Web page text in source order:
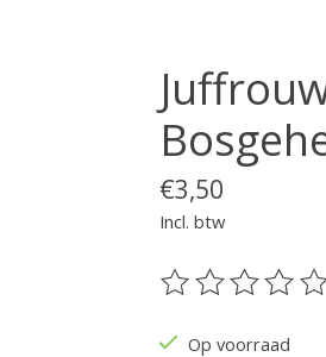
€3,50
Incl. btw
De beoordeling
Op voorraad